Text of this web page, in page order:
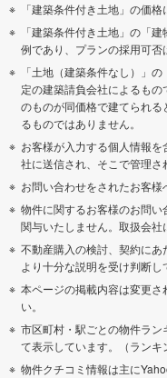
「建築条件付き土地」の価
「建築条件付き土地」の「
例であり、プランの採用可否
「土地（建築条件なし）」
定の建築請負会社によるも
のものが同価格で建てられ
るものではありません。
お客様が入力する個人情報
社に送信され、そこで管理さ
お問い合わせをされたお客様
物件に関するお客様のお問
関与いたしません。取扱会社
不動産購入の検討、契約に
より十分な説明を受け判断し
本ページの掲載内容は変更
い。
市区町村・駅ごとの物件ラ
て表示しています。（ランキ
物件クチコミ情報は主に